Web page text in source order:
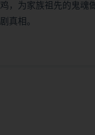
，为家族祖先的鬼
真相。